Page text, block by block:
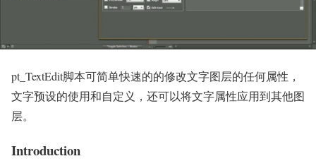
pt_TextEdit脚本可简单快速的的修改文字图层的任何属性，
文字预设的使用和自定义，还可以将文字属性应用到其他图
层。
Introduction